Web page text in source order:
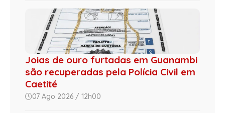
Joias de ouro furtadas em Guanambi
são recuperadas pela Polícia Civil em
Caetité
07 Ago 2026 / 12h00